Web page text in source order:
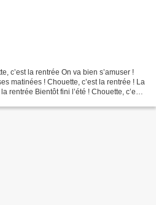
c’est la rentrée On va bien s’amuser !
matinées ! Chouette, c’est la rentrée ! La
rentrée Bientôt fini l’été ! Chouette, c’est